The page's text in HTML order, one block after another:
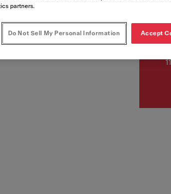
partners.
Do Not Sell My Personal Information Accept